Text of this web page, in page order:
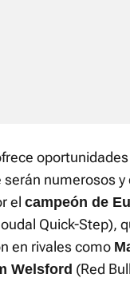
numerosos y
el campeón de
Quick-Step),
en rivales como
Welsford (Red